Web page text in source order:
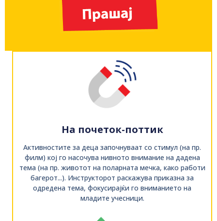
На почеток-поттик
Активностите за деца започнуваат со стимул (на пр.
филм) кој го насочува нивното внимание на дадена
тема (на пр. животот на поларната мечка, како работи
багерот...). Инструкторот раскажува приказна за
одредена тема, фокусирајќи го вниманието на
младите учесници.